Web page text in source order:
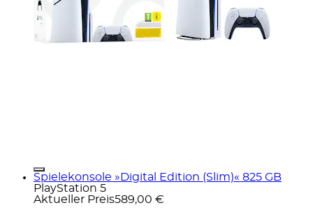
Spielekonsole »Digital Edition (Slim)« 825 GB
PlayStation 5
Aktueller Preis589,00 €